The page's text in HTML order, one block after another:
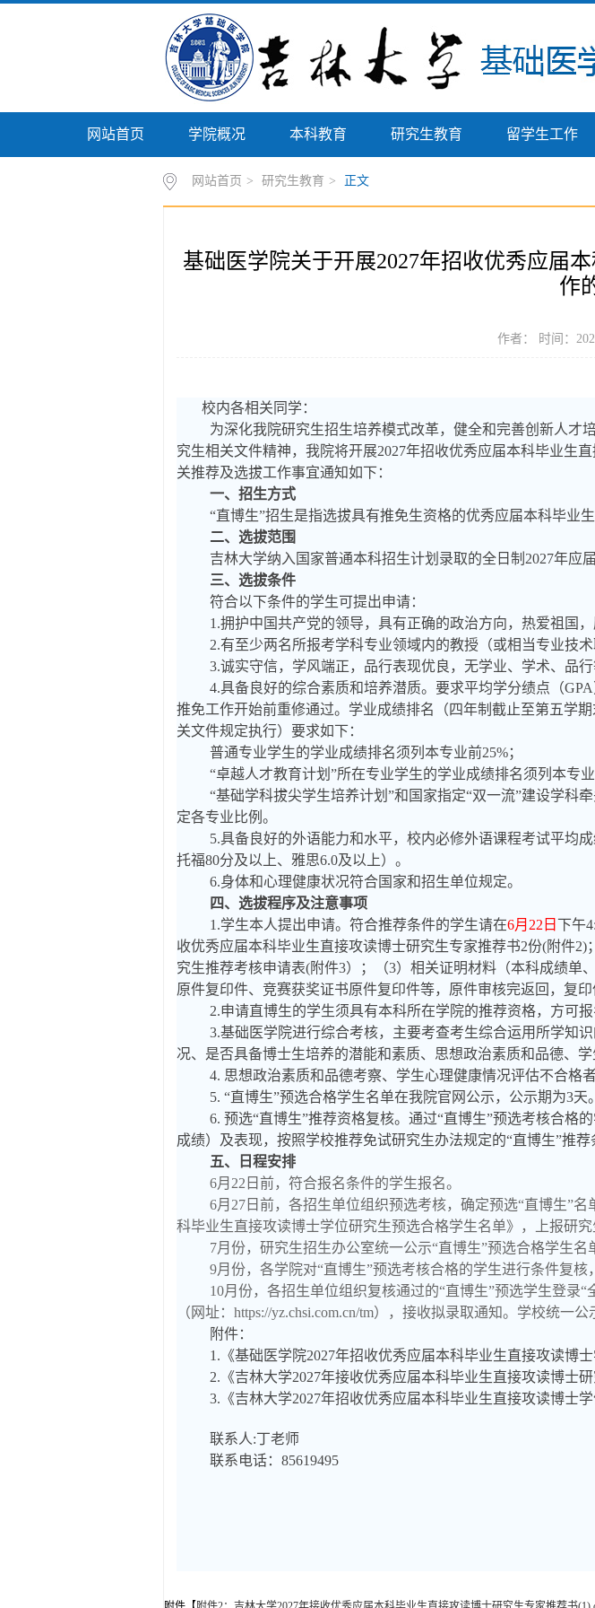
网站首页 学院概况 本科教育 研究生教育 留学生工作
网站首页 > 研究生教育 > 正文
基础医学院关于开展2027年招收优秀应届
作
作者： 时间：
校内各相关同学：
为深化我院研究生招生培养模式改革，健全和完善创新人才
究生相关文件精神，我院将开展2027年招收优秀应届本科毕业生
关推荐及选拔工作事宜通知如下：
一、招生方式
“直博生”招生是指选拔具有推免生资格的优秀应届本科毕业
二、选拔范围
吉林大学纳入国家普通本科招生计划录取的全日制2027年应
三、选拔条件
符合以下条件的学生可提出申请：
1.拥护中国共产党的领导，具有正确的政治方向，热爱祖国
2.有至少两名所报考学科专业领域内的教授（或相当专业技
3.诚实守信，学风端正，品行表现优良，无学业、学术、品行
4.具备良好的综合素质和培养潜质。要求平均学分绩点（
推免工作开始前重修通过。学业成绩排名（四年制截止至第五学
关文件规定执行）要求如下：
普通专业学生的学业成绩排名须列本专业前25%；
“卓越人才教育计划”所在专业学生的学业成绩排名须列本专业
“基础学科拔尖学生培养计划”和国家指定“双一流”建设学科
定各专业比例。
5.具备良好的外语能力和水平，校内必修外语课程考试平均
托福80分及以上、雅思6.0及以上）。
6.身体和心理健康状况符合国家和招生单位规定。
四、选拔程序及注意事项
1.学生本人提出申请。符合推荐条件的学生请在6月22日 下午4:
收优秀应届本科毕业生直接攻读博士研究生专家推荐书2份(附件
究生推荐考核申请表(附件3）；（3）相关证明材料（本科成绩
原件复印件、竞赛获奖证书原件复印件等，原件审核完返回，复印
2.申请直博生的学生须具有本科所在学院的推荐资格，方可
3.基础医学院进行综合考核，主要考查考生综合运用所学知
况、是否具备博士生培养的潜能和素质、思想政治素质和品德、
4. 思想政治素质和品德考察、学生心理健康情况评估不合格者
5. “直博生”预选合格学生名单在我院官网公示，公示期为3天。
6. 预选“直博生”推荐资格复核。通过“直博生”预选考核合格
成绩）及表现，按照学校推荐免试研究生办法规定的“直博生”推
五、日程安排
6月22日前，符合报名条件的学生报名。
6月27日前，各招生单位组织预选考核，确定预选“直博生”
科毕业生直接攻读博士学位研究生预选合格学生名单》，上报研究
7月份，研究生招生办公室统一公示“直博生”预选合格学生名
9月份，各学院对“直博生”预选考核合格的学生进行条件复核
10月份，各招生单位组织复核通过的“直博生”预选学生登录
（网址：https://yz.chsi.com.cn/tm），接收拟录取通知。学校统一公
附件：
1.《基础医学院2027年招收优秀应届本科毕业生直接攻读博
2.《吉林大学2027年接收优秀应届本科毕业生直接攻读博士研
3.《吉林大学2027年招收优秀应届本科毕业生直接攻读博士
联系人:丁老师
联系电话：85619495